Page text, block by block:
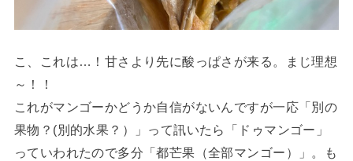
こ、これは…！甘さより先に酸っぱさが来る。まじ理想
～！！
これがマンゴーかどうか自信がないんですが一応「別の
果物？(別的水果？）」って訊いたら「ドゥマンゴー」
っていわれたので多分「都芒果（全部マンゴー）」。も